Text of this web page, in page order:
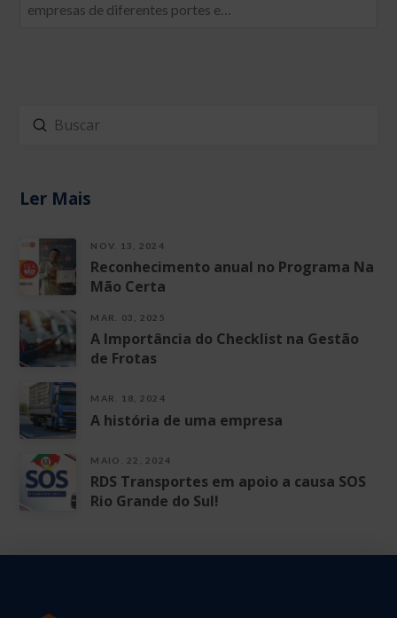
empresas de diferentes portes e…
Buscar
Enviar
Ler Mais
NOV. 13, 2024
Reconhecimento anual no Programa Na
Mão Certa
MAR. 03, 2025
A Importância do Checklist na Gestão
de Frotas
MAR. 18, 2024
A história de uma empresa
MAIO. 22, 2024
RDS Transportes em apoio a causa SOS
Rio Grande do Sul!